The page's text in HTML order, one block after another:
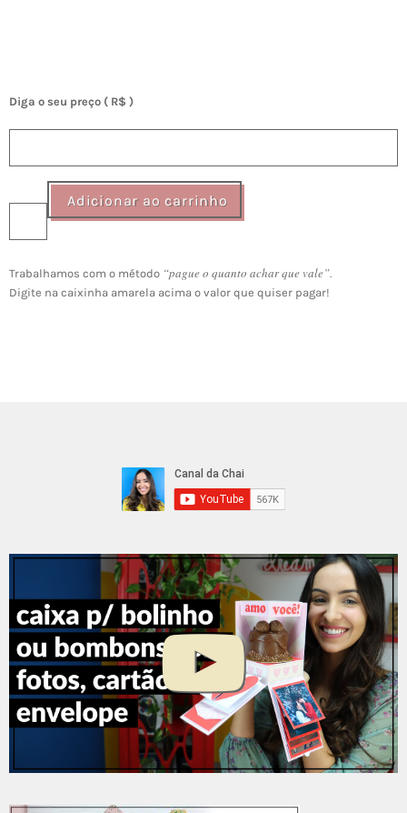
Diga o seu preço ( R$ )
Adicionar ao carrinho
Trabalhamos com o método “pague o quanto achar que vale”.
Digite na caixinha amarela acima o valor que quiser pagar!